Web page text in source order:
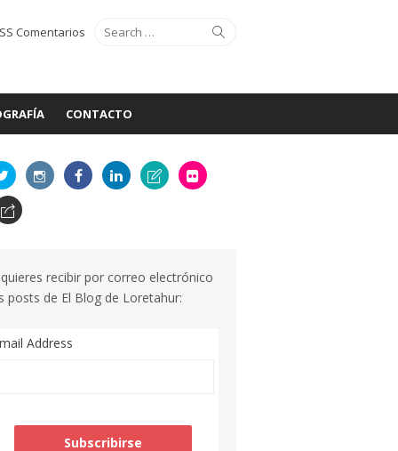
Search
for:
Comentarios
CONTACTO
recibir por correo electrónico
posts de El Blog de Loretahur:
Address